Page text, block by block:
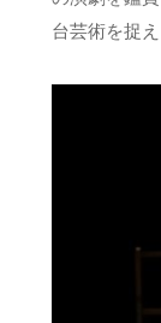
台芸術を捉